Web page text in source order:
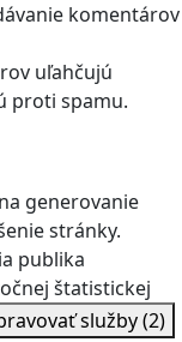
komentárov
uľahčujú
proti spamu.
generovanie
stránky.
publika
štatistickej
služby(2)